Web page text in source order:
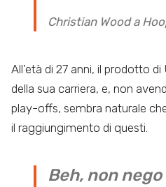
Christian Wood a
All’età di 27 anni, il prodotto
della sua carriera, e, non
play-offs, sembra naturale
il raggiungimento di questi.
Beh, non